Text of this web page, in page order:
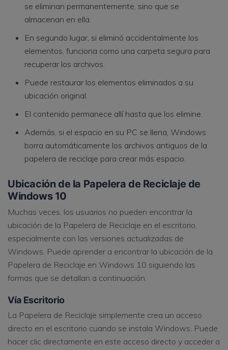
se eliminan permanentemente, sino que se
almacenan en ella.
En segundo lugar, si eliminó accidentalmente los
elementos, funciona como una carpeta segura para
recuperar los archivos.
Puede restaurar los elementos eliminados a su
ubicación original.
El contenido permanece allí hasta que los elimine.
Además, si el espacio en su PC se llena, Windows
borra automáticamente los archivos antiguos de la
papelera de reciclaje para crear más espacio.
Ubicación de la Papelera de Reciclaje de
Windows 10
Muchas veces, los usuarios no pueden encontrar la
ubicación de la Papelera de Reciclaje en el escritorio,
especialmente con las versiones actualizadas de
Windows. Puede aprender a encontrar la ubicación de la
Papelera de Reciclaje en Windows 10 siguiendo las
formas que se detallan a continuación.
Vía Escritorio
La Papelera de Reciclaje simplemente crea un acceso
directo en el escritorio cuando se instala Windows. Puede
hacer clic directamente en este acceso directo y acceder a